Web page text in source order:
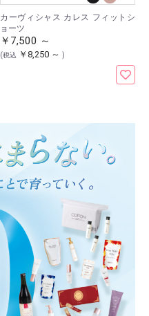
カーヴィシャス カレス フィットシ
ョーツ
￥7,500 ～
(税込 ￥8,250 ～ )